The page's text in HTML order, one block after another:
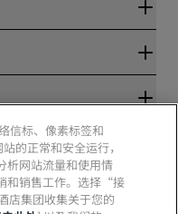
信标、像素标签和
的正常和安全运行，
析网站流量和使用情
和销售工作。选择“接
店集团收集关于您的